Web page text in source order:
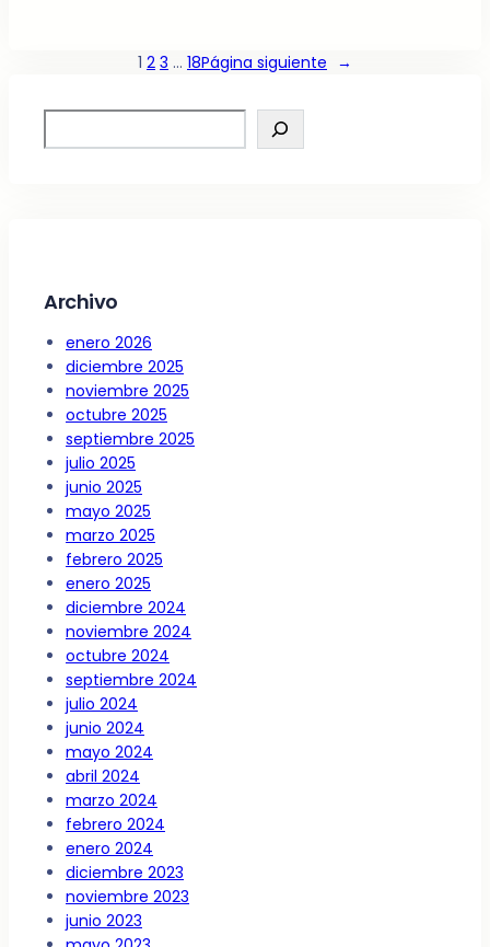
1 2 3 … 18Página siguiente →
e
Archivo
enero 2026
diciembre 2025
noviembre 2025
octubre 2025
septiembre 2025
julio 2025
junio 2025
mayo 2025
marzo 2025
febrero 2025
enero 2025
diciembre 2024
noviembre 2024
octubre 2024
septiembre 2024
julio 2024
junio 2024
mayo 2024
abril 2024
marzo 2024
febrero 2024
enero 2024
diciembre 2023
noviembre 2023
junio 2023